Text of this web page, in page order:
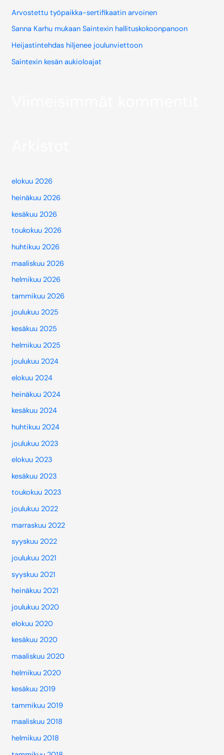
Arvostettu työpaikka-sertifikaatin arvoinen
Sanna Karhu mukaan Saintexin hallituskokoonpanoon
Heijastintehdas hiljenee joulunviettoon
Saintexin kesän aukioloajat
elokuu 2026
heinäkuu 2026
kesäkuu 2026
toukokuu 2026
huhtikuu 2026
maaliskuu 2026
helmikuu 2026
tammikuu 2026
joulukuu 2025
kesäkuu 2025
helmikuu 2025
joulukuu 2024
elokuu 2024
heinäkuu 2024
kesäkuu 2024
huhtikuu 2024
joulukuu 2023
elokuu 2023
kesäkuu 2023
toukokuu 2023
joulukuu 2022
marraskuu 2022
syyskuu 2022
joulukuu 2021
syyskuu 2021
heinäkuu 2021
joulukuu 2020
elokuu 2020
kesäkuu 2020
maaliskuu 2020
helmikuu 2020
kesäkuu 2019
tammikuu 2019
maaliskuu 2018
helmikuu 2018